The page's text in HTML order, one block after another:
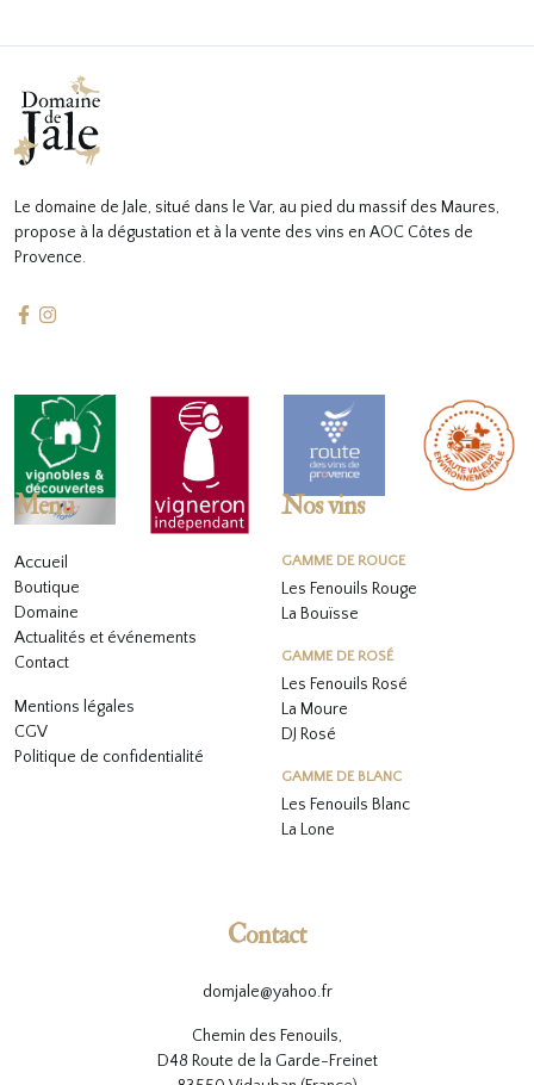
Le domaine de Jale, situé dans le Var, au pied du massif des Maures,
propose à la dégustation et à la vente des vins en AOC Côtes de
Provence.
Menu
Accueil
Boutique
Domaine
Actualités et événements
Contact
Mentions légales
CGV
Politique de confidentialité
Nos vins
GAMME DE ROUGE
Les Fenouils Rouge
La Bouïsse
GAMME DE ROSÉ
Les Fenouils Rosé
La Moure
DJ Rosé
GAMME DE BLANC
Les Fenouils Blanc
La Lone
Contact
domjale@yahoo.fr
Chemin des Fenouils,
D48 Route de la Garde-Freinet